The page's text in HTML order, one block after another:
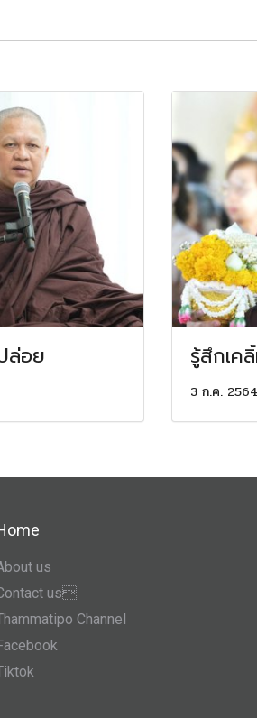
ล่อย รู้สึกเค
3 ก.ค. 2564
us
us
Channel